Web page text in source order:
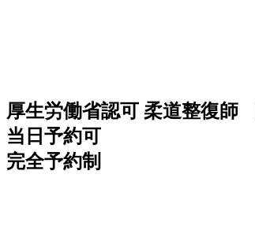
厚生労働省認可 柔道整復師
当日予約可
完全予約制